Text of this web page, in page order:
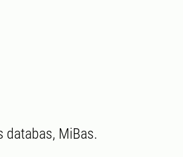
databas, MiBas.